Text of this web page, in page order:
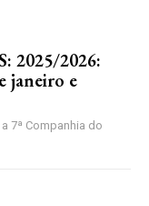
2025/2026:
janeiro e
7ª Companhia do